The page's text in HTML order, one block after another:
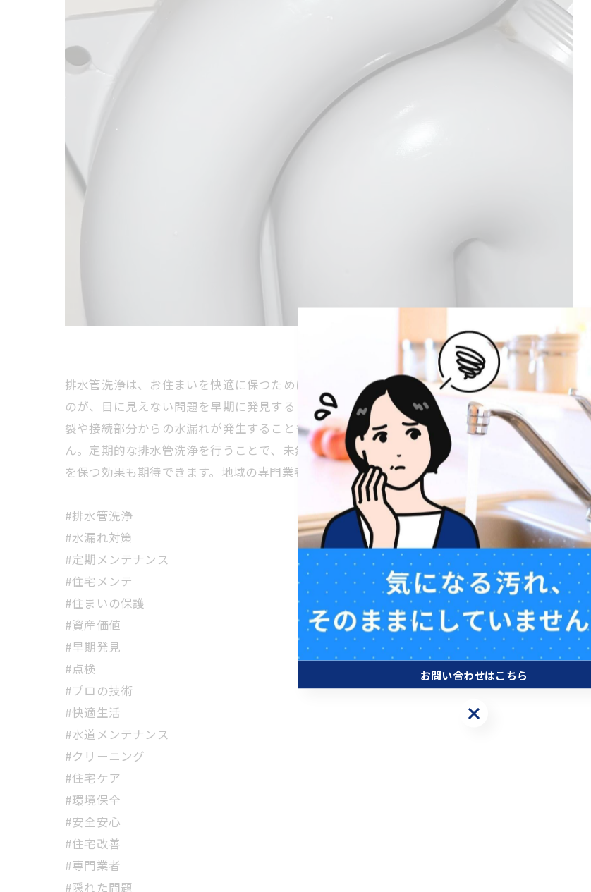
排水管洗浄は、お住まいを快適に保つために欠かせない重要な作業です。通常、排水管内の汚
のが、目に見えない問題を早期に発見すること、特に水漏れの発見です。普段は目立たない場
裂や接続部分からの水漏れが発生することもあります。これを放置しておくと、建物全体に負
ん。定期的な排水管洗浄を行うことで、未然に問題を発見し、迅速な対策を講じることが可能
を保つ効果も期待できます。地域の専門業者によるプロの技術を利用して、大切な住まいを守り
#排水管洗浄
#水漏れ対策
#定期メンテナンス
#住宅メンテ
#住まいの保護
#資産価値
#早期発見
#点検
#プロの技術
#快適生活
#水道メンテナンス
#クリーニング
#住宅ケア
#環境保全
#安全安心
#住宅改善
#専門業者
#隠れた問題
お問い合わせはこちら
お問い合わせはこちら